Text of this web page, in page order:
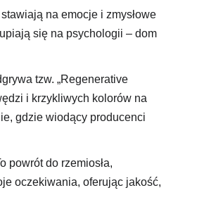
na emocje i zmysłowe
się na psychologii – dom
tzw. „Regenerative
i krzykliwych kolorów na
gdzie wiodący producenci
powrót do rzemiosła,
oczekiwania, oferując jakość,